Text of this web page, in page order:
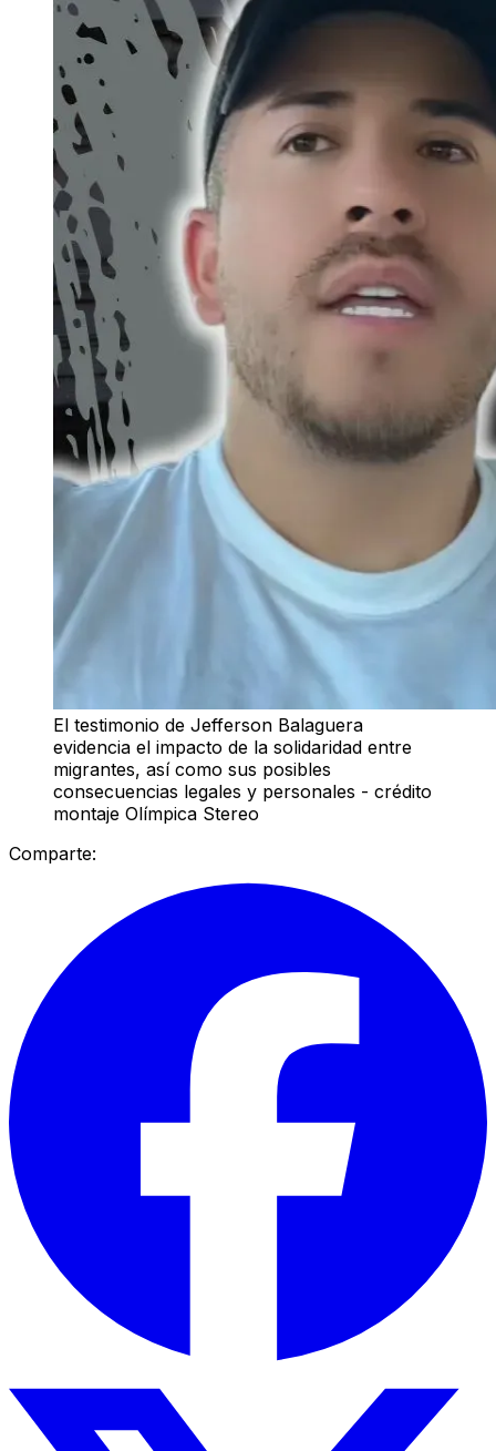
El testimonio de Jefferson Balaguera
evidencia el impacto de la solidaridad entre
migrantes, así como sus posibles
consecuencias legales y personales - crédito
montaje Olímpica Stereo
Comparte: